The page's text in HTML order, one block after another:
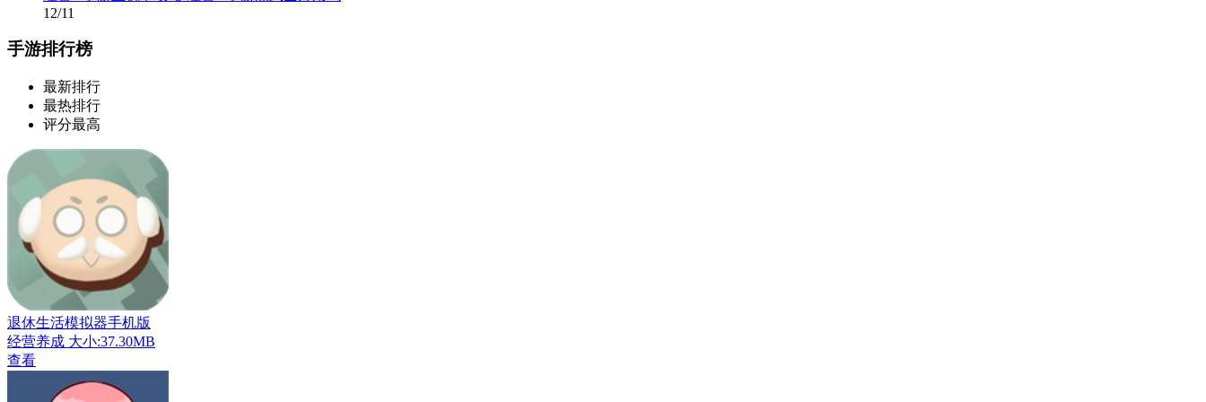
12/11
手游排行榜
最新排行
最热排行
评分最高
退休生活模拟器手机版
经营养成 大小:37.30MB
查看